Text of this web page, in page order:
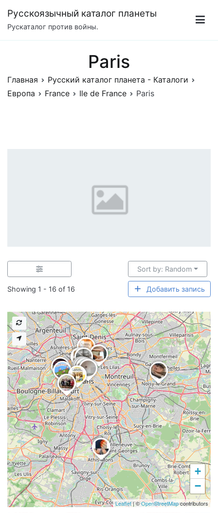
содержимому
Русскоязычный каталог планеты
Рускаталог против войны.
Paris
Главная
Русский каталог планета - Каталоги
Европа
France Ile de France Paris
Showing 1 - 16 of 16
Sort by: Random
Добавить запись
+
−
Leaflet| ©OpenStreetMapcontributors